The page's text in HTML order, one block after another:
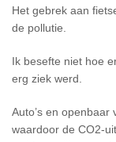
Het gebrek aan
de pollutie.
Ik besefte niet hoe
erg ziek werd.
Auto’s en openbaar
waardoor de CO2-